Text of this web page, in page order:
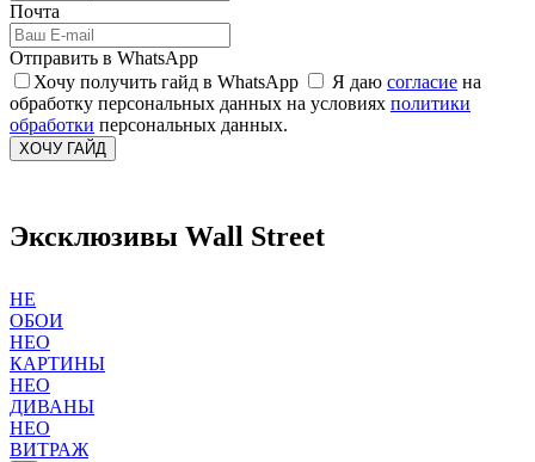
Почта
Отправить в WhatsApp
Хочу получить гайд в WhatsApp
Я даю согласие на
обработку персональных данных на условиях политики
обработки персональных данных.
ХОЧУ ГАЙД
Эксклюзивы Wall Street
НЕ
ОБОИ
НЕО
КАРТИНЫ
НЕО
ДИВАНЫ
НЕО
ВИТРАЖ